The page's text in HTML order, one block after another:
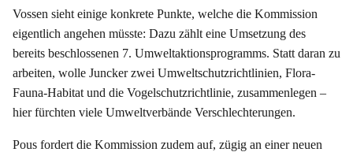
Vossen sieht einige konkrete Punkte, welche die Kommission
eigentlich angehen müsste: Dazu zählt eine Umsetzung des
bereits beschlossenen 7. Umweltaktionsprogramms. Statt daran zu
arbeiten, wolle Juncker zwei Umweltschutzrichtlinien, Flora-
Fauna-Habitat und die Vogelschutzrichtlinie, zusammenlegen –
hier fürchten viele Umweltverbände Verschlechterungen.
Pous fordert die Kommission zudem auf, zügig an einer neuen